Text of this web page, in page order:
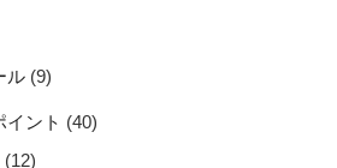
ル (9)
イント (40)
(12)